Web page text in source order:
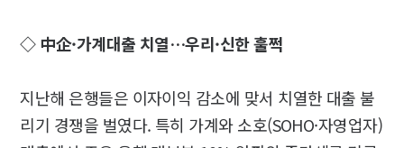
◇ 中企·가계대출 치열…우리·신한 훌쩍
지난해 은행들은 이자이익 감소에 맞서 치열한 대출 불
리기 경쟁을 벌였다. 특히 가계와 소호(SOHO·자영업자)